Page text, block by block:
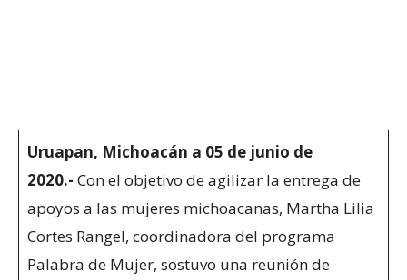
Uruapan, Michoacán a 05 de junio de
2020.- Con el objetivo de agilizar la entrega de
apoyos a las mujeres michoacanas, Martha Lilia
Cortes Rangel, coordinadora del programa
Palabra de Mujer, sostuvo una reunión de